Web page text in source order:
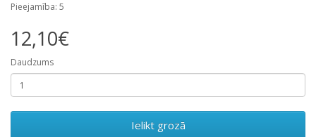
Pieejamība: 5
12,10€
Daudzums
Ielikt grozā